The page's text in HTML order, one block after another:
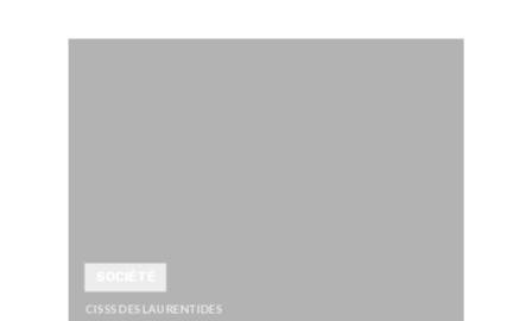
CISSS DES LAURENTIDES